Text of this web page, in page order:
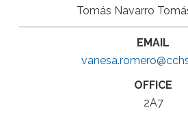
Tomás Navarro
EMAIL
OFFICE
2A7